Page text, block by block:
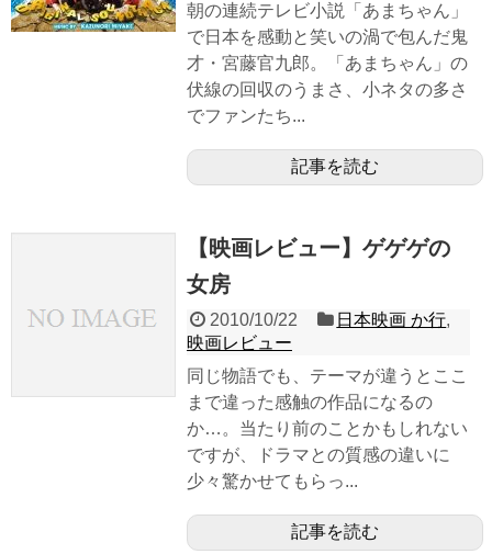
朝の連続テレビ小説「あまちゃん」
で日本を感動と笑いの渦で包んだ鬼
才・宮藤官九郎。「あまちゃん」の
伏線の回収のうまさ、小ネタの多さ
でファンたち...
記事を読む
【映画レビュー】ゲゲゲの
女房
2010/10/22 日本映画 か行,
映画レビュー
同じ物語でも、テーマが違うとここ
まで違った感触の作品になるの
か…。当たり前のことかもしれない
ですが、ドラマとの質感の違いに
少々驚かせてもらっ...
記事を読む